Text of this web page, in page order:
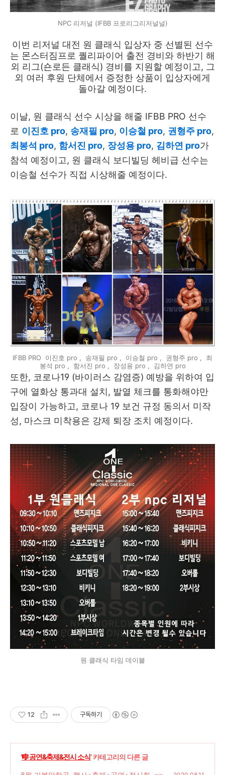
NPC 리저널 (IFBB 프로리그리저널널)
이번 리저널 대전 원 클래식 입상자 중 선별된 선수
는 몬스터짐프로 퀄리파이어 출전 경비와 하반기 해
외 리그(숀로든 클래식) 경비를 지원할 예정이고, 그
외 여러 후원 단체에서 증정한 상품이 입상자에게
돌아갈 예정이다.
이날, 원 클래식 선수 시상을 해줄 IFBB PRO 선수
로 이진호 pro, 송재필 pro, 이승철 pro, 권형주 pro,
최봉석 pro, 함서진 pro, 장성용 pro, 김하연 pro가
참석 예정이고, 원 클래식 보디빌딩 헤비급 선수는
이승철 선수가 직접 시상해줄 예정이다.
IFBB PRO 이진호 pro , 송재필 pro , 이승철 pro , 권형주 pro , 최
봉석 pro , 함서진 pro , 장성용 pro , 김하연 pro
또한, 코로나19 (바이러스 감염증) 예방을 위하여 입
구에 열화상 통과대 설치, 발열 체크를 통화해야만
입장이 가능하고, 코로나 19 보건 규정 동의서 미작
성, 마스크 미착용은 강제 퇴장 조치 예정이다.
원 클래식 타임 데이블
12 구독하기
'🎼 공연&축제&전시 소식' 카테고리의 다른 글